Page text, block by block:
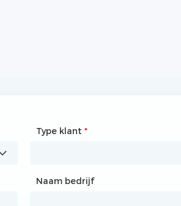
Type klant *
Naam bedrijf
Bedrijfsnaam
Stad